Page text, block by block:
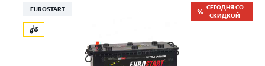
EUROSTART
СЕГОДНЯ СО
СКИДКОЙ